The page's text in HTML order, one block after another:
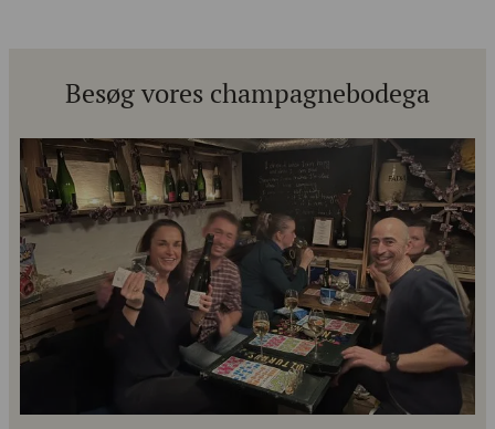
Besøg vores champagnebodega